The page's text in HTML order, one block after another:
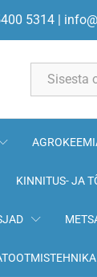
5314 |
KINNITUS- JA
ots 1 1/2"